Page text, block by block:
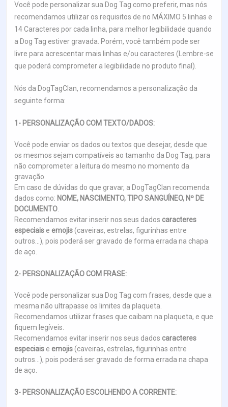
Você pode personalizar sua Dog Tag como preferir, mas nós
recomendamos utilizar os requisitos de no MÁXIMO 5 linhas e
14 Caracteres por cada linha, para melhor legibilidade quando
a Dog Tag estiver gravada. Porém, você também pode ser
livre para acrescentar mais linhas e/ou caracteres (Lembre-se
que poderá comprometer a legibilidade no produto final).
Nós da DogTagClan, recomendamos a personalização da
seguinte forma:
1- PERSONALIZAÇÃO COM TEXTO/DADOS:
Você pode enviar os dados ou textos que desejar, desde que
os mesmos sejam compatíveis ao tamanho da Dog Tag, para
não comprometer a leitura do mesmo no momento da
gravação.
Em caso de dúvidas do que gravar, a DogTagClan recomenda
dados como: NOME, NASCIMENTO, TIPO SANGUÍNEO, Nº DE
DOCUMENTO.
Recomendamos evitar inserir nos seus dados caracteres
especiais e emojis(caveiras, estrelas, figurinhas entre
outros...), pois poderá ser gravado de forma errada na chapa
de aço.
2- PERSONALIZAÇÃO COM FRASE:
Você pode personalizar sua Dog Tag com frases, desde que a
mesma não ultrapasse os limites da plaqueta.
Recomendamos utilizar frases que caibam na plaqueta, e que
fiquem legíveis.
Recomendamos evitar inserir nos seus dados caracteres
especiais e emojis(caveiras, estrelas, figurinhas entre
outros...), pois poderá ser gravado de forma errada na chapa
de aço.
3- PERSONALIZAÇÃO ESCOLHENDO A CORRENTE: